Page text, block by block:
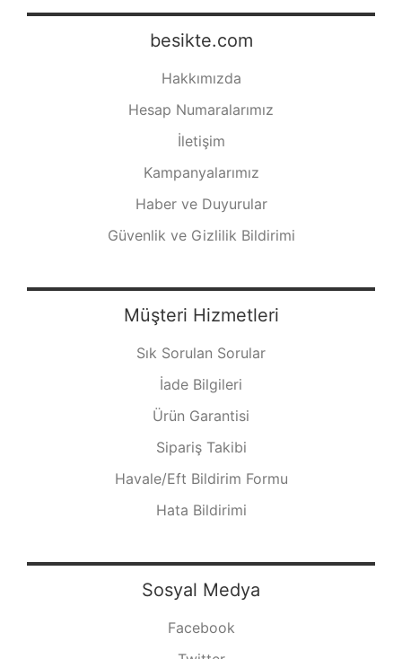
besikte.com
Hakkımızda
Hesap Numaralarımız
İletişim
Kampanyalarımız
Haber ve Duyurular
Güvenlik ve Gizlilik Bildirimi
Müşteri Hizmetleri
Sık Sorulan Sorular
İade Bilgileri
Ürün Garantisi
Sipariş Takibi
Havale/Eft Bildirim Formu
Hata Bildirimi
Sosyal Medya
Facebook